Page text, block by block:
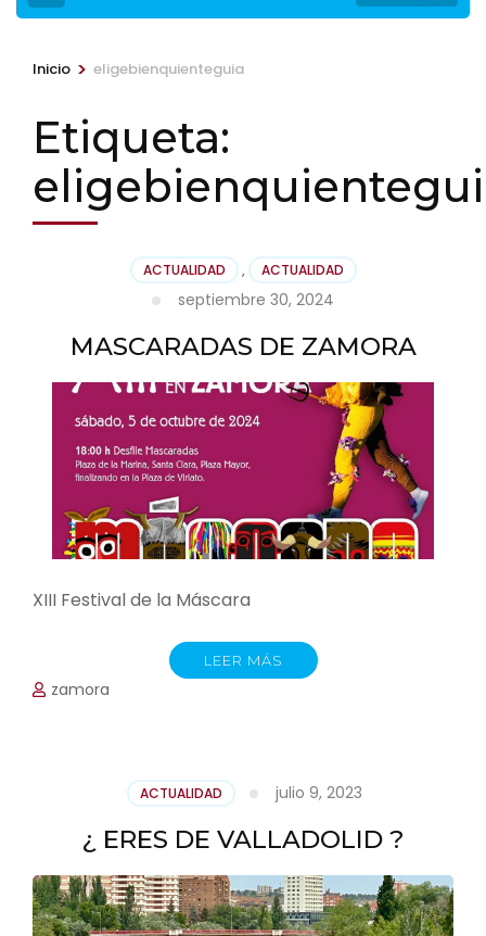
Inicio > eligebienquienteguia
Etiqueta:
ACTUALIDAD , ACTUALIDAD
septiembre 30, 2024
MASCARADAS DE ZAMORA
XIII Festival de la Máscara
LEER MÁS
zamora
ACTUALIDAD julio 9, 2023
¿ ERES DE VALLADOLID ?